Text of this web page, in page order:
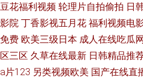
豆花福利视频 轮理片自拍偷拍 日
影院 丁香影视五月花 福利视频电
免费 欧美三级日本 成人在线吃瓜
区三区 久草在线最新 日韩精品推
a片123 另类视频欧美 国产在线直